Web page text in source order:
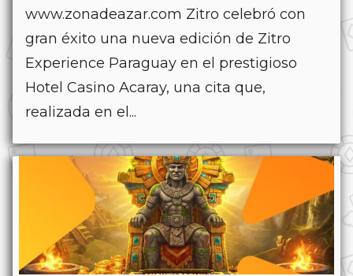
www.zonadeazar.com Zitro celebró con
gran éxito una nueva edición de Zitro
Experience Paraguay en el prestigioso
Hotel Casino Acaray, una cita que,
realizada en el...